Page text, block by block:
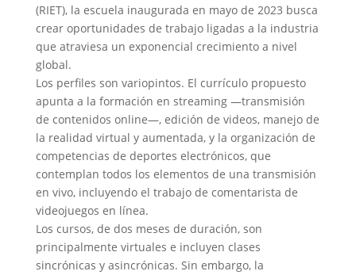
(RIET), la escuela inaugurada en mayo de 2023 busca
crear oportunidades de trabajo ligadas a la industria
que atraviesa un exponencial crecimiento a nivel
global.
Los perfiles son variopintos. El currículo propuesto
apunta a la formación en streaming —transmisión
de contenidos online—, edición de videos, manejo de
la realidad virtual y aumentada, y la organización de
competencias de deportes electrónicos, que
contemplan todos los elementos de una transmisión
en vivo, incluyendo el trabajo de comentarista de
videojuegos en línea.
Los cursos, de dos meses de duración, son
principalmente virtuales e incluyen clases
sincrónicas y asincrónicas. Sin embargo, la